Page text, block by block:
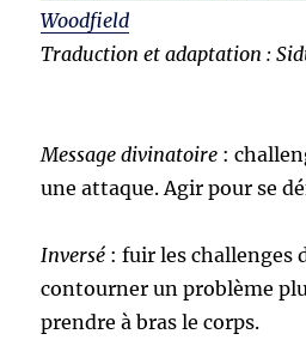
Woodfield
Traduction et adaptation :
Message divinatoire :
une attaque. Agir pour se
Inversé : fuir les challenges
contourner un problème
prendre à bras le corps.